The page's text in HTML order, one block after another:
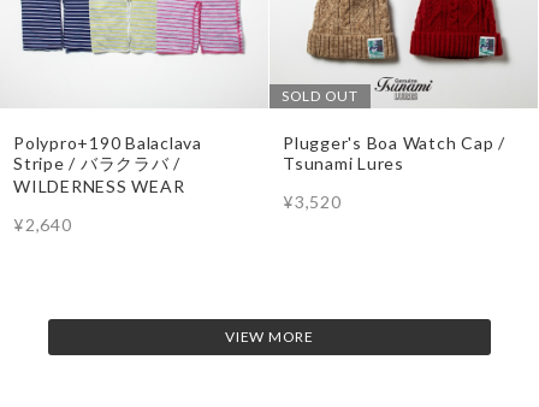
Polypro+190 Balaclava
Stripe / バラクラバ /
WILDERNESS WEAR
¥2,640
SOLD OUT
Plugger's Boa Watch Cap /
Tsunami Lures
¥3,520
VIEW MORE